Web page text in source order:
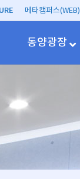
메타캠퍼스(WEB)
동양광장